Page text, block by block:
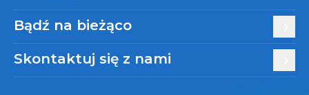
Bądź na bieżąco
Skontaktuj się z nami